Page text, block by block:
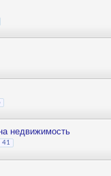
недвижимость
41